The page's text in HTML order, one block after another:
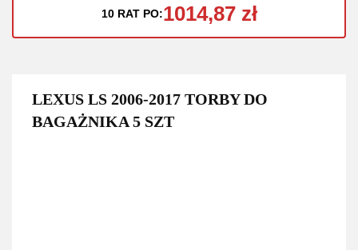
10 RAT PO:1014,87 zł
LEXUS LS 2006-2017 TORBY DO
BAGAŻNIKA 5 SZT